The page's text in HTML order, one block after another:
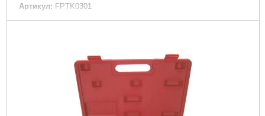
Артикул: FPTK0301
Код товару: 23.66.54
1,568 р